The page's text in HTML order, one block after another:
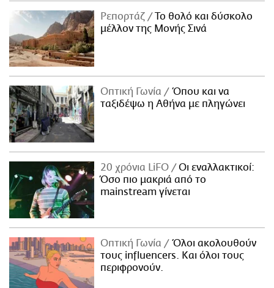
Ρεπορτάζ
Το θολό και δύσκολο
μέλλον της Μονής Σινά
Οπτική Γωνία
Όπου και να
ταξιδέψω η Αθήνα με πληγώνει
20 χρόνια LiFO
Οι εναλλακτικοί:
Όσο πιο μακριά από το
mainstream γίνεται
Οπτική Γωνία
Όλοι ακολουθούν
τους influencers. Και όλοι τους
περιφρονούν.